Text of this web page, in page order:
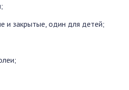
и закрытые, один для детей;